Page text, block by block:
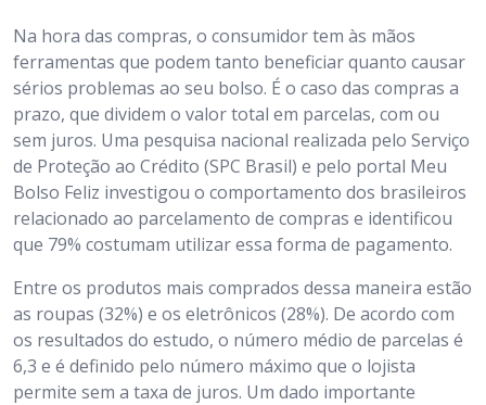
Na hora das compras, o consumidor tem às mãos
ferramentas que podem tanto beneficiar quanto causar
sérios problemas ao seu bolso. É o caso das compras a
prazo, que dividem o valor total em parcelas, com ou
sem juros. Uma pesquisa nacional realizada pelo Serviço
de Proteção ao Crédito (SPC Brasil) e pelo portal Meu
Bolso Feliz investigou o comportamento dos brasileiros
relacionado ao parcelamento de compras e identificou
que 79% costumam utilizar essa forma de pagamento.
Entre os produtos mais comprados dessa maneira estão
as roupas (32%) e os eletrônicos (28%). De acordo com
os resultados do estudo, o número médio de parcelas é
6,3 e é definido pelo número máximo que o lojista
permite sem a taxa de juros. Um dado importante